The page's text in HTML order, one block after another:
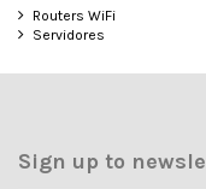
Routers WiFi
Servidores
Sign up to